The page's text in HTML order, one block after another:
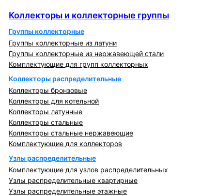
Коллекторы и коллекторные группы
Группы коллекторные
Группы коллекторные из латуни
Группы коллекторные из нержавеющей стали
Комплектующие для групп коллекторных
Коллекторы распределительные
Коллекторы бронзовые
Коллекторы для котельной
Коллекторы латунные
Коллекторы стальные
Коллекторы стальные нержавеющие
Комплектующие для коллекторов
Узлы распределительные
Комплектующие для узлов распределительных
Узлы распределительные квартирные
Узлы распределительные этажные